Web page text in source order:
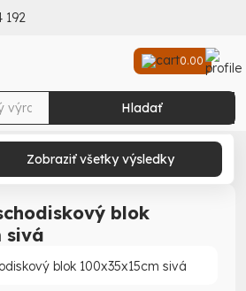
192
Hladať
Zobraziť všetky výsledky
0.00
Schody
sivá
blok
sivá